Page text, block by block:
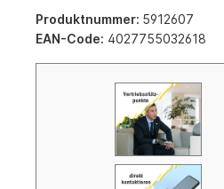
Produktnummer: 5912607
EAN-Code: 4027755032618